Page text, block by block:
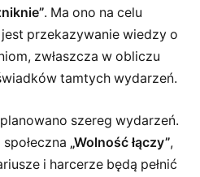
. Ma ono na celu
przekazywanie wiedzy o
zwłaszcza w obliczu
tamtych wydarzeń.
szereg wydarzeń.
„Wolność łączy”,
i harcerze będą pełnić